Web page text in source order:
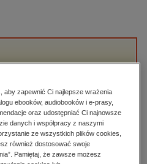
wnętrz
informatyka
produkt „Henryś
zapewnić Ci najlepsze wrażenia
ebooków, audiobooków i e-prasy,
oraz udostępniać Ci najnowsze
danych i współpracy z naszymi
ze wszystkich plików cookies,
również dostosować swoje
Pamiętaj, że zawsze możesz